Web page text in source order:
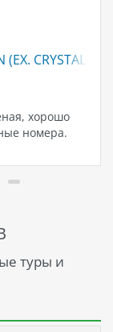
CRYSTAL
хорошо
номера.
туры и